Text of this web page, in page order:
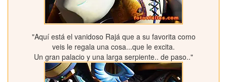
"Aquí está el vanidoso Rajá que a su favorita como
veis le regala una cosa...que le excita.
Un gran palacio y una larga serpiente.. de paso.."